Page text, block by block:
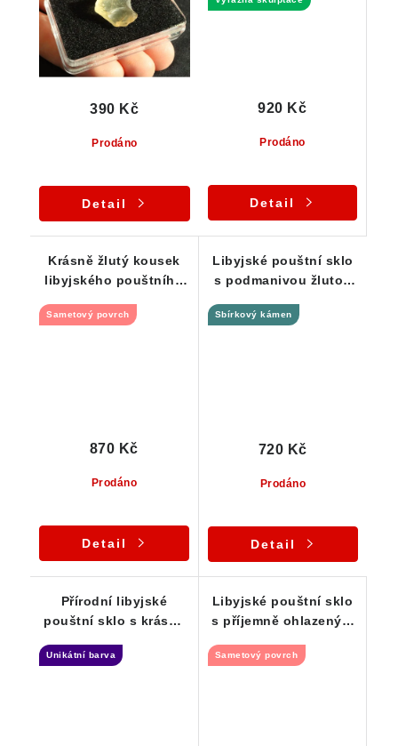
Prodáno
390 Kč
Detail
Prodáno
920 Kč
Detail
Krásně žlutý kousek
libyjského pouštního
Sametový povrch
Prodáno
870 Kč
Detail
Libyjské pouštní sklo
s podmanivou žlutou
Sbírkový kámen
Prodáno
720 Kč
Detail
Přírodní libyjské
pouštní sklo s krásně
barvou - 3,38 g
Unikátní barva
Libyjské pouštní sklo
s příjemně ohlazeným
Sametový povrch